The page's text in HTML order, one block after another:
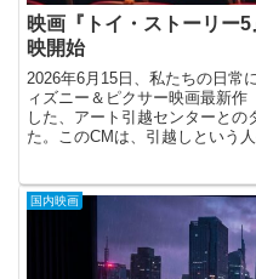
映画『トイ・ストーリー
映開始
2026年6月15日、私たちの日常
ィズニー＆ピクサー映画最新
した、アート引越センターと
た。このCMは、引越しという
国内映画